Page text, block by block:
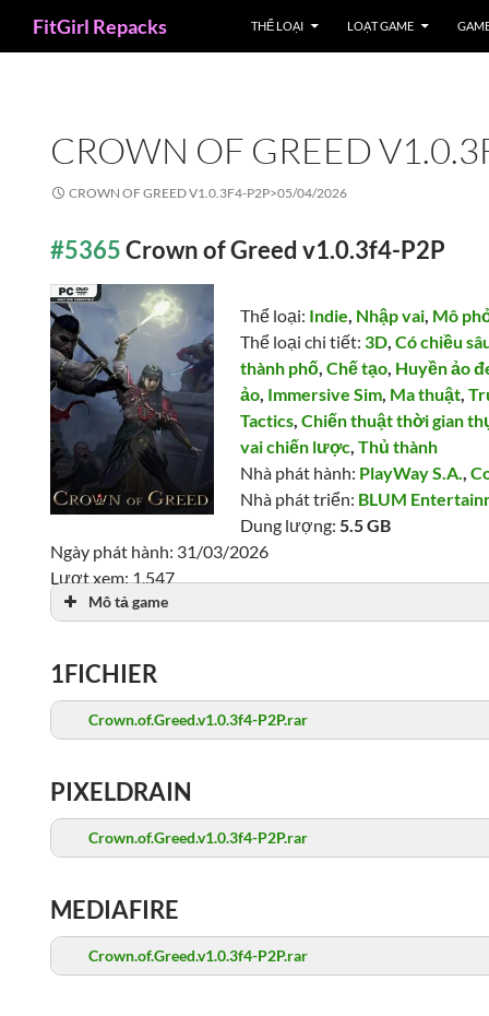
FitGirl Repacks THỂ LOẠI LOẠT GAME
CROWN OF GREED
CROWN OF GREED V1.0.3F4-P2P>05/04/2026
#5365Crown of Greed v1.0.3f4-P2P
Thể loại: Indie, Nhập vai, Mô
Thể loại chi tiết: 3D,Có chiều
thành phố,Chế tạo, Huyền ảo
ảo, Immersive Sim, Ma thuật,
Tactics,Chiến thuật thời gian
vai chiến lược,Thủ thành
Nhà phát hành: PlayWay S.A.,
Nhà phát triển: BLUM
Dung lượng:5.5 GB
Ngày phát hành: 31/03/2026
Lượt xem: 1,547
Mô tả game
1FICHIER
Crown.of.Greed.v1.0.3f4-P2P.rar
PIXELDRAIN
Crown.of.Greed.v1.0.3f4-P2P.rar
MEDIAFIRE
Crown.of.Greed.v1.0.3f4-P2P.rar